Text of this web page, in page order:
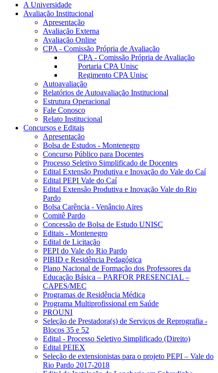
A Universidade
Avaliação Institucional
Apresentação
Avaliação Externa
Avaliação Online
CPA - Comissão Própria de Avaliação
CPA - Comissão Própria de Avaliação
Portaria CPA Unisc
Regimento CPA Unisc
Autoavaliação
Relatórios de Autoavaliação Institucional
Estrutura Operacional
Fale Conosco
Relato Institucional
Concursos e Editais
Apresentação
Bolsa de Estudos - Montenegro
Concurso Público para Docentes
Processo Seletivo Simplificado de Docentes
Edital Extensão Produtiva e Inovação do Vale do Caí
Edital PEPI Vale do Caí
Edital Extensão Produtiva e Inovação Vale do Rio
Pardo
Bolsa Carência - Venâncio Aires
Comitê Pardo
Concessão de Bolsa de Estudo UNISC
Editais - Montenegro
Edital de Licitação
PEPI do Vale do Rio Pardo
PIBID e Residência Pedagógica
Plano Nacional de Formação dos Professores da
Educação Básica – PARFOR PRESENCIAL –
CAPES/MEC
Programas de Residência Médica
Programa Multiprofissional em Saúde
PROUNI
Seleção de Prestadora(s) de Serviços de Reprografia -
Blocos 35 e 52
Edital - Processo Seletivo Simplificado (Direito)
Edital PEIEX
Seleção de extensionistas para o projeto PEPI – Vale do
Rio Pardo 2017-2018